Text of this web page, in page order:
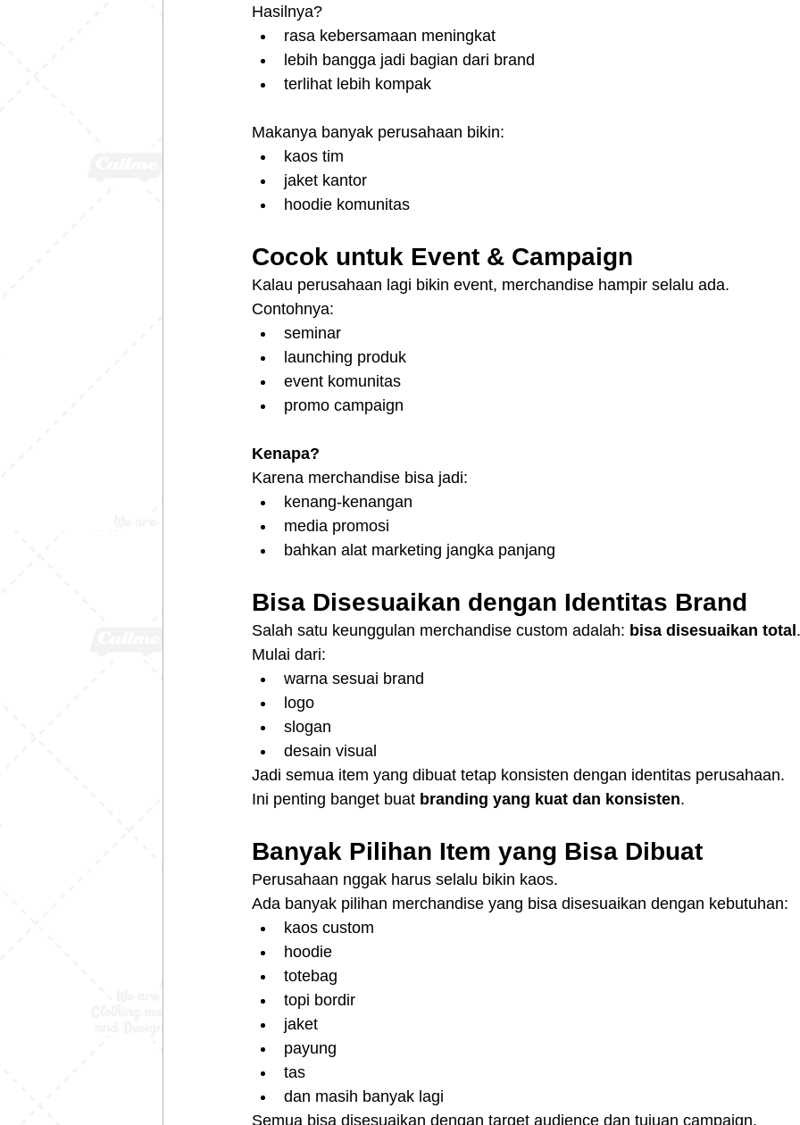
Hasilnya?
rasa kebersamaan meningkat
lebih bangga jadi bagian dari brand
terlihat lebih kompak
Makanya banyak perusahaan bikin:
kaos tim
jaket kantor
hoodie komunitas
Cocok untuk Event & Campaign
Kalau perusahaan lagi bikin event, merchandise hampir selalu ada.
Contohnya:
seminar
launching produk
event komunitas
promo campaign
Kenapa?
Karena merchandise bisa jadi:
kenang-kenangan
media promosi
bahkan alat marketing jangka panjang
Bisa Disesuaikan dengan Identitas Brand
Salah satu keunggulan merchandise custom adalah: bisa disesuaikan total .
Mulai dari:
warna sesuai brand
logo
slogan
desain visual
Jadi semua item yang dibuat tetap konsisten dengan identitas perusahaan.
Ini penting banget buat branding yang kuat dan konsisten.
Banyak Pilihan Item yang Bisa Dibuat
Perusahaan nggak harus selalu bikin kaos.
Ada banyak pilihan merchandise yang bisa disesuaikan dengan kebutuhan:
kaos custom
hoodie
totebag
topi bordir
jaket
payung
tas
dan masih banyak lagi
Semua bisa disesuaikan dengan target audience dan tujuan campaign.